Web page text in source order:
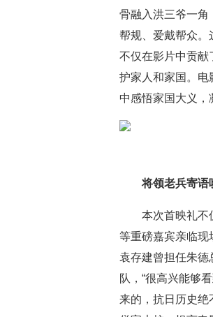
骨融入洪三爷一角
帮规、爱戴帮众。
不仅在影片中贡献
护家人和家国。电
中感悟家国大义，
将领老兵寄语
本次首映礼不
等重磅嘉宾亲临现
袁存建曾担任朱德
队，“很高兴能够
来的，抗日历史绝